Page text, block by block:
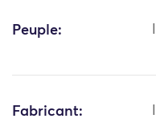
Peuple:
Fabricant: